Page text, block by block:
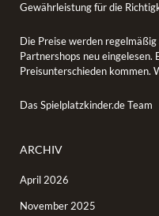
Gewährleistung für die
Die Preise werden
Partnershops neu eingelesen.
Preisunterschieden kommen.
Das Spielplatzkinder.de Team
ARCHIV
April 2026
November 2025